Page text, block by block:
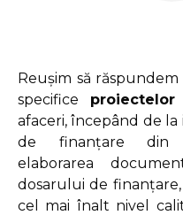
Reușim să
specifice
afaceri, începând de
de finanțare din
elaborarea
dosarului de
cel mai înalt nivel